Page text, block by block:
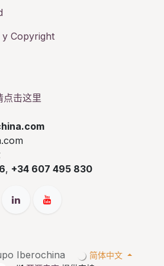
Copyright
点击这里
, +34 607 495 830
Iberochina
简体中文